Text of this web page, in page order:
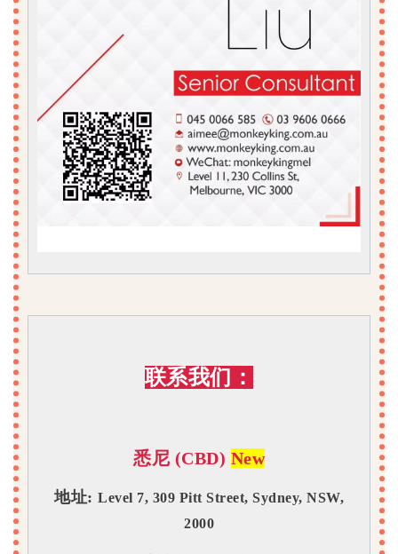
联系我们：
悉尼 (CBD) New
地址: Level 7, 309 Pitt Street, Sydney, NSW,
2000